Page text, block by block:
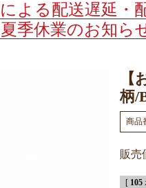
よる配送遅延・
夏季休業のお知ら
柄/
商品
販売
[ 105